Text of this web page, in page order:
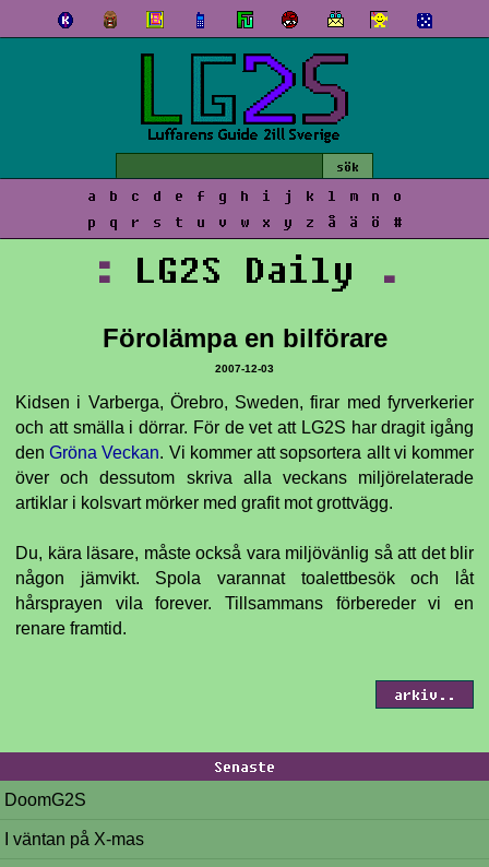
a b c d e f g h i j k l m n
o
p
q r s t u v w x y z å ä ö #
Senaste
DoomG2S
I väntan på X-mas
: LG2S Daily .
Förolämpa en bilförare
2007-12-03
Kidsen i Varberga, Örebro, Sweden, firar med fyrverkerier
och att smälla i dörrar. För de vet att LG2S har dragit igång
denGröna Veckan. Vi kommer att sopsortera allt vi kommer
över och dessutom skriva alla veckans miljörelaterade
artiklar i kolsvart mörker med grafit mot grottvägg.
Du, kära läsare, måste också vara miljövänlig så att det blir
någon jämvikt. Spola varannat toalettbesök och låt
hårsprayen vila forever. Tillsammans förbereder vi en
renare framtid.
arkiv..